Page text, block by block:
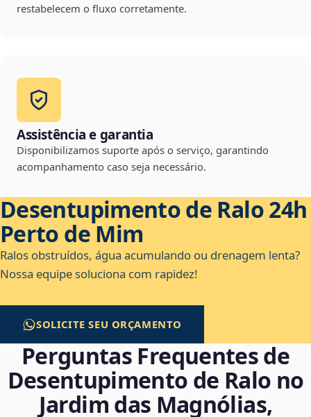
restabelecem o fluxo corretamente.
Assistência e garantia
Disponibilizamos suporte após o serviço, garantindo
acompanhamento caso seja necessário.
Desentupimento de Ralo 24h
Perto de Mim
Ralos obstruídos, água acumulando ou drenagem lenta?
Nossa equipe soluciona com rapidez!
SOLICITE SEU ORÇAMENTO
Perguntas Frequentes de
Desentupimento de Ralo no
Jardim das Magnólias,